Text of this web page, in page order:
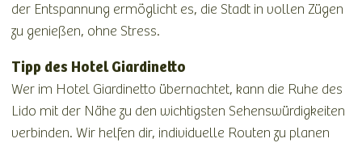
der Entspannung ermöglicht es, die Stadt in vollen Zügen
zu genießen, ohne Stress.
Tipp des Hotel Giardinetto
Wer im Hotel Giardinetto übernachtet, kann die Ruhe des
Lido mit der Nähe zu den wichtigsten Sehenswürdigkeiten
verbinden. Wir helfen dir, individuelle Routen zu planen